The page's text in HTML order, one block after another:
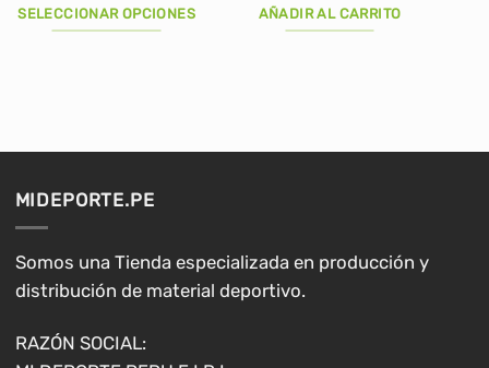
original
era:
actual
es:
SELECCIONAR OPCIONES
se
pueden
elegir
en
página
de
original
era:
actual
AÑADIR AL CARRITO
MIDEPORTE.PE
Somos una Tienda especializada en producción y
distribución de material deportivo.
RAZÓN SOCIAL: